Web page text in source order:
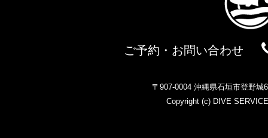
ご予約・お問い合わせ
〒907-0004 沖縄県石垣市登野城
Copyright (c) DIVE